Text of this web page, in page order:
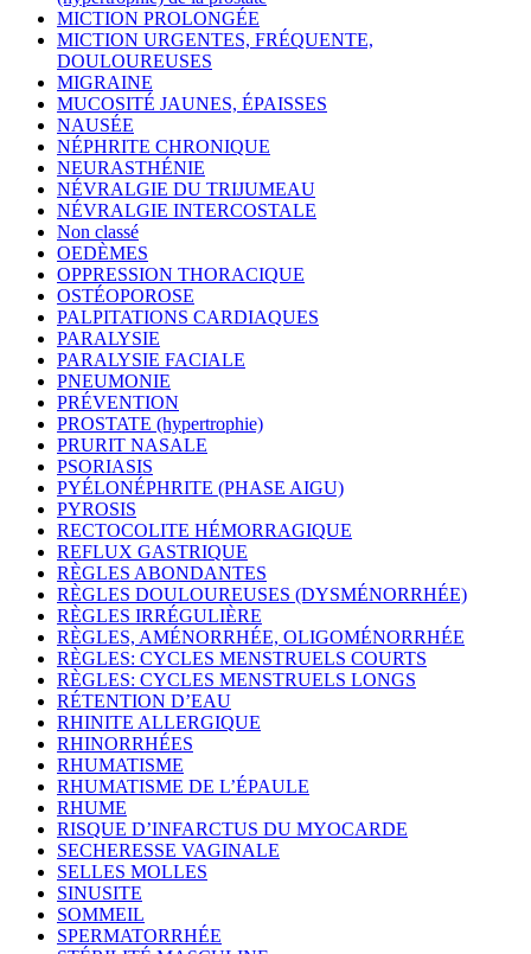
MICTION PROLONGÉE
MICTION URGENTES, FRÉQUENTE,
DOULOUREUSES
MIGRAINE
MUCOSITÉ JAUNES, ÉPAISSES
NAUSÉE
NÉPHRITE CHRONIQUE
NEURASTHÉNIE
NÉVRALGIE DU TRIJUMEAU
NÉVRALGIE INTERCOSTALE
Non classé
OEDÈMES
OPPRESSION THORACIQUE
OSTÉOPOROSE
PALPITATIONS CARDIAQUES
PARALYSIE
PARALYSIE FACIALE
PNEUMONIE
PRÉVENTION
PROSTATE (hypertrophie)
PRURIT NASALE
PSORIASIS
PYÉLONÉPHRITE (PHASE AIGU)
PYROSIS
RECTOCOLITE HÉMORRAGIQUE
REFLUX GASTRIQUE
RÈGLES ABONDANTES
RÈGLES DOULOUREUSES (DYSMÉNORRHÉE)
RÈGLES IRRÉGULIÈRE
RÈGLES, AMÉNORRHÉE, OLIGOMÉNORRHÉE
RÈGLES: CYCLES MENSTRUELS COURTS
RÈGLES: CYCLES MENSTRUELS LONGS
RÉTENTION D’EAU
RHINITE ALLERGIQUE
RHINORRHÉES
RHUMATISME
RHUMATISME DE L’ÉPAULE
RHUME
RISQUE D’INFARCTUS DU MYOCARDE
SECHERESSE VAGINALE
SELLES MOLLES
SINUSITE
SOMMEIL
SPERMATORRHÉE